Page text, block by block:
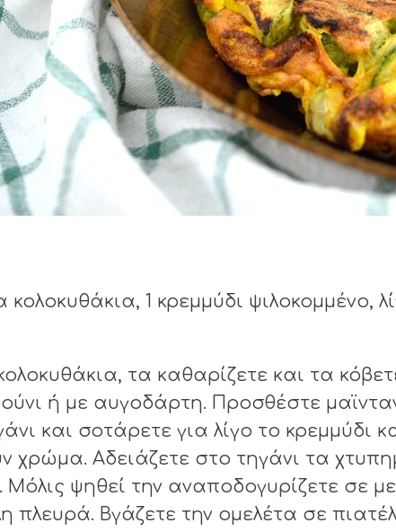
κολοκυθάκια, 1 κρεμμύδι ψιλοκομμένο,
τα καθαρίζετε και τα
ή με αυγοδάρτη. Προσθέστε
και σοτάρετε για λίγο το
Αδειάζετε στο τηγάνι τα
ψηθεί την αναποδογυρίζετε σε
πλευρά. Βγάζετε την ομελέτα σε